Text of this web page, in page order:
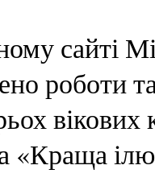
сайті
роботи та
вікових
«Краща